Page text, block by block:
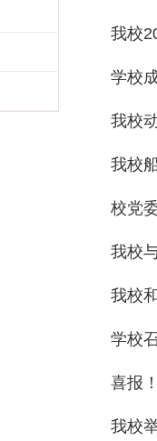
我校
学校
我校
我校
校党
我校
我校
学校
喜报
我校